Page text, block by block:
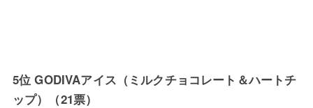
5位 GODIVAアイス（ミルクチョコレート＆ハートチ
ップ）（21票）